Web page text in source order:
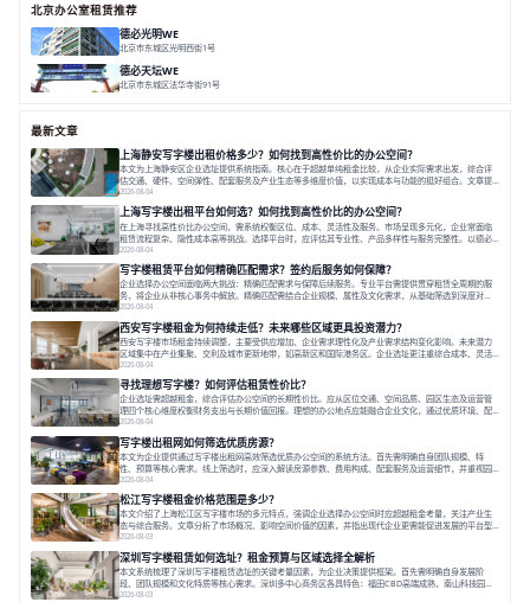
北京办公室租赁推荐
德必光明WE
北京市东城区光明西街1号
德必天坛WE
北京市东城区法华寺街91号
最新文章
上海静安写字楼出租价格多少？如何找到高性价比的办公空间？
本文为上海静安区企业选址提供系统指南。核心在于超越单纯租金比较，从企业实际需求出发，综合评
估交通、硬件、空间弹性、配套服务及产业生态等多维度价值，以实现成本与功能的挺好组合。文章提
出打破固定工位思维，采用精装灵活空间与共享配套以提升性价比，并通过不同规模企业的实际案例加
以说明。之后指出，专业运营服务商提供的稳定环境、社群活动与产业集聚等增值服务，是很大化空间
价值、助力企业成长的关键。对于许多在
2026-08-04
上海写字楼出租平台如何选？如何找到高性价比的办公空间？
在上海寻找高性价比办公空间，需系统权衡区位、成本、灵活性及服务。市场呈现多元化，企业常面临
租赁流程复杂、隐性成本高等挑战。选择平台时，应评估其专业性、产品多样性与服务完整性。以德必
为例，其提供从空间到生态的解决方案，通过特色园区、灵活产品和丰富配套，满足不同企业需求。企
业应明确自身需求，实地考察，选择能支持长期发展、提升竞争力的办公空间。在上海寻找合适的办公
空间，对于企业行政负责人、中小企业主
2026-08-04
写字楼租赁平台如何精确匹配需求？签约后服务如何保障？
企业选择办公空间面临两大挑战：精确匹配需求与保障后续服务。专业平台需提供贯穿租赁全周期的服
务，将企业从非核心事务中解放。精确匹配需结合企业规模、属性及文化需求，从基础筛选到深度对
接；签约后则需构建覆盖硬件运维、共享配套及专业物业的全周期保障体系。德必集团通过标准化服务
与个性化运营结合，以全国布局和产业生态圈为企业提供稳定支持，体现了从信息撮合到深度服务的能
力转变。在为企业寻找办公空间的过程中，
2026-08-04
西安写字楼租金为何持续走低？未来哪些区域更具投资潜力？
西安写字楼市场租金持续调整，主要受供应增加、企业需求理性化及产业需求结构变化影响。未来潜力
区域集中在产业集聚、交利及城市更新地带，如高新区和国际港务区。企业选址更注重综合成本、灵活
性与员工体验，倾向于提供全包式服务的办公空间。专业运营方通过空间优化与社群服务，助力企业成
长，推动市场向多元化、高性价比方向发展。近年来，西安写字楼市场呈现出租金持续调整的态势，这
一现象引发了的广泛关注。作为西部重要
2026-08-04
寻找理想写字楼？如何评估租赁性价比？
企业选址需超越租金，综合评估办公空间的长期性价比。应从区位交通、空间品质、园区生态及运营管
理四个核心维度权衡财务支出与长期价值回报。理想的办公地点应能融合企业文化，通过优质环境、配
套服务及社群资源赋能业务增长，实现成本与价值的平衡。对于许多正在成长或寻求稳定发展的企业而
言，寻找一处合适的办公空间是一项至关重要的决策。这不仅关系到团队的日常工作效率与协作氛围，
更直接影响着企业的品牌形象、运营成本
2026-08-04
写字楼出租网如何筛选优质房源？
本文为企业提供通过写字楼出租网高效筛选优质办公空间的系统方法。首先需明确自身团队规模、特
性、预算等核心需求。线上筛选时，应深入解读房源参数、费用构成、配套服务及运营细节，并重视园
区产业生态与交通区位价值。同时，需考察运营方的品牌背景与持续服务能力。完成线上初选后，必须
进行线下实地验证，核对空间实景、测试设施、感受园区氛围并确认合同条款，从而做出精确决策。在
数字化时代，写字楼出租网已成为企业寻找
2026-08-04
松江写字楼租金价格范围是多少？
本文介绍了上海松江区写字楼市场的多元特点，强调企业选择办公空间时应超越租金考量，关注产业生
态与综合服务。文章分析了市场概况、影响空间价值的因素，并指出现代企业更需能促进发展的平台型
空间。之后，以德必集团为例，说明运营方如何通过构建服务生态助力企业成长，建议企业系统评估需
求与长期价值，选择匹配的发展载体。对于许多寻求在上海松江区设立或扩展办公空间的企业而言，了
解该区域的写字楼市场概况是决策的首先
2026-08-03
深圳写字楼租赁如何选址？租金预算与区域选择全解析
本文系统梳理了深圳写字楼租赁选址的关键考量因素，为企业决策提供框架。首先需明确自身发展阶
段、团队规模和文化特质等核心需求。深圳多中心商务区各具特色：福田CBD高端成熟，南山科技园创
新活力强，前海具政策优势。除传统写字楼外，创意产业园注重生态与社群，适合文创、科技类企业。
2026-08-03